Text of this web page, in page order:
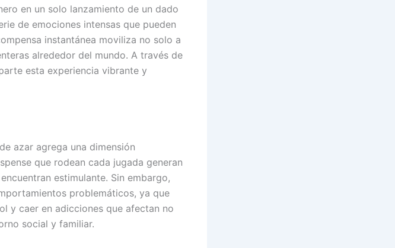
en un solo lanzamiento de un dado
de emociones intensas que pueden
instantánea moviliza no solo a
alrededor del mundo. A través de
esta experiencia vibrante y
azar agrega una dimensión
que rodean cada jugada generan
estimulante. Sin embargo,
problemáticos, ya que
y caer en adicciones que afectan no
social y familiar.